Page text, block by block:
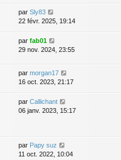
par Sly83
22 févr. 2025, 19:14
par fab01
29 nov. 2024, 23:55
par morgan17
16 oct. 2023, 21:17
par Callichant
06 janv. 2023, 15:17
par Papy suz
11 oct. 2022, 10:04